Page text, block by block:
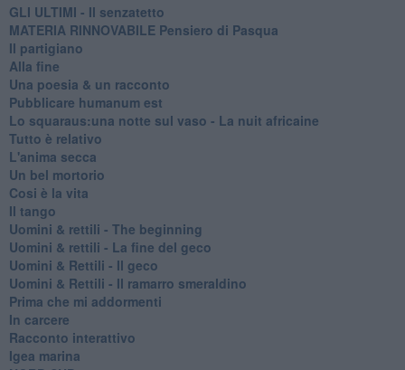
GLI ULTIMI - Il senzatetto
MATERIA RINNOVABILE Pensiero di Pasqua
Il partigiano
Alla fine
Una poesia & un racconto
Pubblicare humanum est
Lo squaraus:una notte sul vaso - La nuit africaine
Tutto è relativo
L'anima secca
Un bel mortorio
Cosi è la vita
Il tango
​Uomini & rettili - The beginning
​Uomini & rettili - La fine del geco
Uomini & Rettili - Il geco
Uomini & Rettili - Il ramarro smeraldino
Prima che mi addormenti
In carcere
Racconto interattivo
Igea marina